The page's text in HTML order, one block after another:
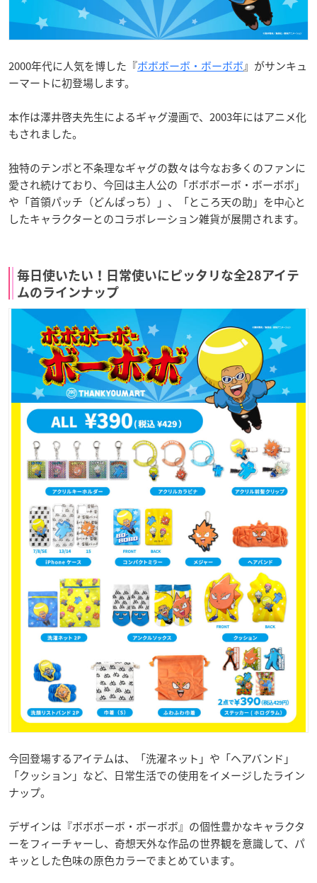
2000年代に人気を博した『ボボボーボ・ボーボボ』がサンキュ
ーマートに初登場します。
本作は澤井啓夫先生によるギャグ漫画で、2003年にはアニメ化
もされました。
独特のテンポと不条理なギャグの数々は今なお多くのファンに
愛され続けており、今回は主人公の「ボボボーボ・ボーボボ」
や「首領パッチ（どんぱっち）」、「ところ天の助」を中心と
したキャラクターとのコラボレーション雑貨が展開されます。
毎日使いたい！日常使いにピッタリな全28アイテ
ムのラインナップ
今回登場するアイテムは、「洗濯ネット」や「ヘアバンド」
「クッション」など、日常生活での使用をイメージしたライン
ナップ。
デザインは『ボボボーボ・ボーボボ』の個性豊かなキャラクタ
ーをフィーチャーし、奇想天外な作品の世界観を意識して、パ
キッとした色味の原色カラーでまとめています。